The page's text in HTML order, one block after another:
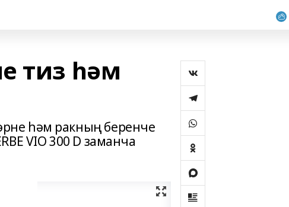
тиз һәм
һәм ракның беренче
VIO 300 D заманча